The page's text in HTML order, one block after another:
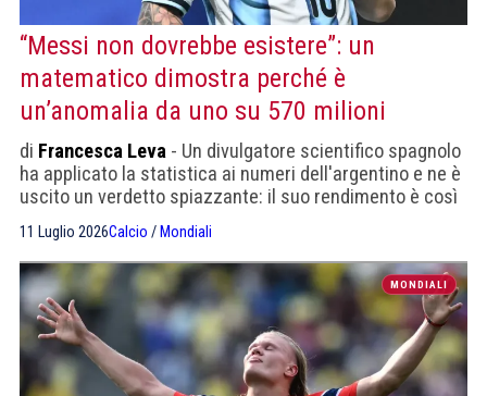
“Messi non dovrebbe esistere”: un
matematico dimostra perché è
un’anomalia da uno su 570 milioni
di Francesca Leva - Un divulgatore scientifico spagnolo
ha applicato la statistica ai numeri dell'argentino e ne è
uscito un verdetto spiazzante: il suo rendimento è così
impossibile.
11 Luglio 2026Calcio / Mondiali
MONDIALI